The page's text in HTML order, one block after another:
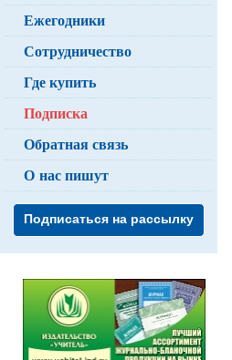
Ежегодники
Сотрудничество
Где купить
Подписка
Обратная связь
О нас пишут
Подписаться на рассылку